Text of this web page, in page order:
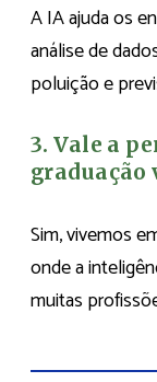
A IA ajuda os
análise de
poluição e
3. Vale a
graduação
Sim, vivemos
onde a
muitas